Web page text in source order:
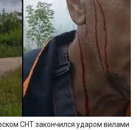
СНТ закончился ударом вилами